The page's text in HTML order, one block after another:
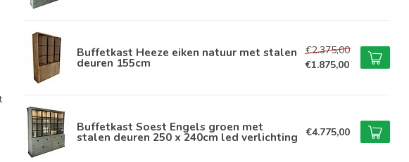
Buffetkast Heeze eiken natuur met stalen
deuren 155cm
€2.375,00
€1.875,00
Buffetkast Soest Engels groen met
stalen deuren 250 x 240cm led verlichting €4.775,00